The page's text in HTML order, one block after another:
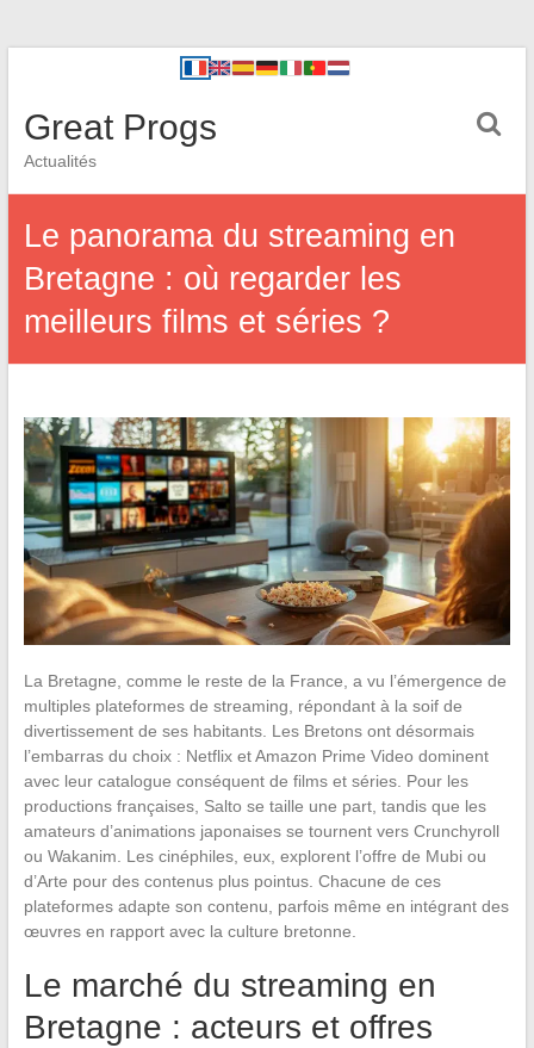
Great Progs
Actualités
Le panorama du streaming en
Bretagne : où regarder les
meilleurs films et séries ?
La Bretagne, comme le reste de la France, a vu l’émergence de
multiples plateformes de streaming, répondant à la soif de
divertissement de ses habitants. Les Bretons ont désormais
l’embarras du choix : Netflix et Amazon Prime Video dominent
avec leur catalogue conséquent de films et séries. Pour les
productions françaises, Salto se taille une part, tandis que les
amateurs d’animations japonaises se tournent vers Crunchyroll
ou Wakanim. Les cinéphiles, eux, explorent l’offre de Mubi ou
d’Arte pour des contenus plus pointus. Chacune de ces
plateformes adapte son contenu, parfois même en intégrant des
œuvres en rapport avec la culture bretonne.
Le marché du streaming en
Bretagne : acteurs et offres